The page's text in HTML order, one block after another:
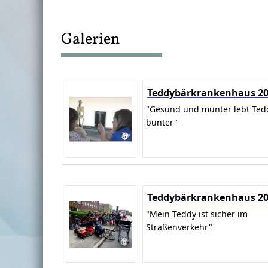
Galerien
Teddybärkrankenhaus
"Gesund und munter lebt
bunter"
Teddybärkrankenhaus
"Mein Teddy ist sicher im
Straßenverkehr"